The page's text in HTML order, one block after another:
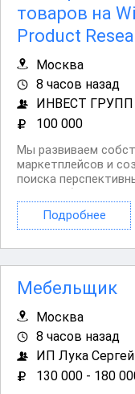
товаров на
Product
Москва
8 часов назад
ИНВЕСТ ГРУПП
100 000
Мы развиваем
маркетплейсов и
поиска
цель — объединить
современными
сократить время
Подробнее
Мебельщик
Москва
8 часов назад
ИП Лука
130 000 - 180